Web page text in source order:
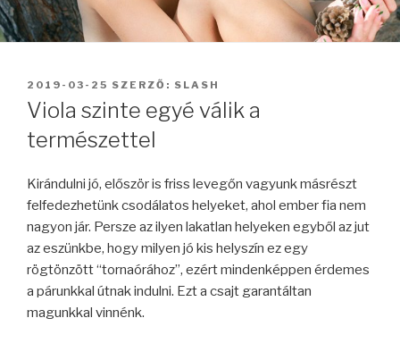
BEKÜLDVE:
2019-03-25 SZERZŐ: SLASH
Viola szinte egyé válik a
természettel
Kirándulni jó, először is friss levegőn vagyunk másrészt
felfedezhetünk csodálatos helyeket, ahol ember fia nem
nagyon jár. Persze az ilyen lakatlan helyeken egyből az jut
az eszünkbe, hogy milyen jó kis helyszín ez egy
rögtönzött “tornaórához”, ezért mindenképpen érdemes
a párunkkal útnak indulni. Ezt a csajt garantáltan
magunkkal vinnénk.